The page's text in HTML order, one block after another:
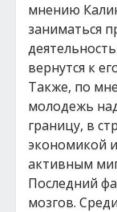
мнению
заниматься
вернутся к
Также, по
молодежь
границу, в
экономикой
активным
Последний
мозгов.